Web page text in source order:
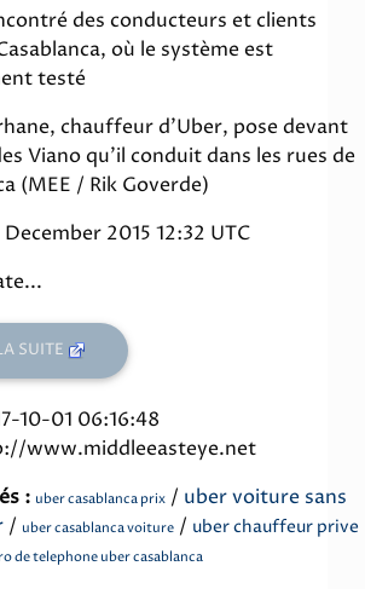
des conducteurs et clients
où le système est
testé
chauffeur d'Uber, pose devant
Viano qu'il conduit dans les rues de
(MEE / Rik Goverde)
December 2015 12:32 UTC
SUITE
10-01 06:16:48
www.middleeasteye.net
: uber casablanca prix / uber voiture sans
/ uber casablanca voiture / uber chauffeur prive
de telephone uber casablanca